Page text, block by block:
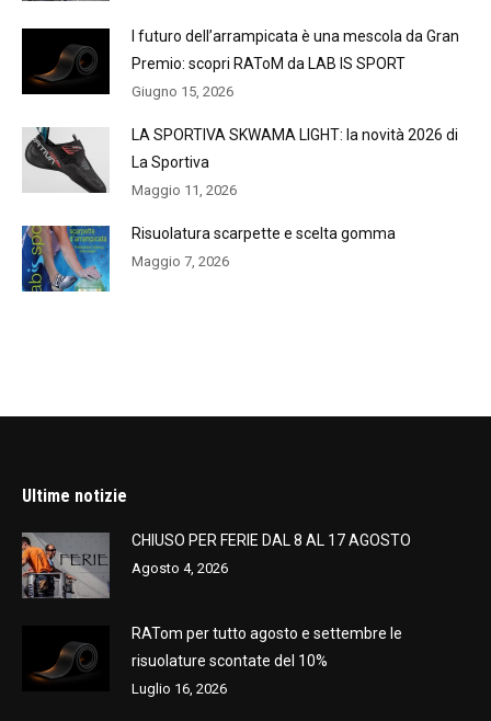
l futuro dell’arrampicata è una mescola da Gran
Premio: scopri RAToM da LAB IS SPORT
Giugno 15, 2026
LA SPORTIVA SKWAMA LIGHT: la novità 2026 di
La Sportiva
Maggio 11, 2026
Risuolatura scarpette e scelta gomma
Maggio 7, 2026
Ultime notizie
CHIUSO PER FERIE DAL 8 AL 17 AGOSTO
Agosto 4, 2026
RATom per tutto agosto e settembre le
risuolature scontate del 10%
Luglio 16, 2026